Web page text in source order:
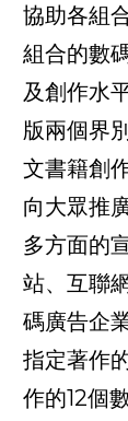
協助各組
組合的數
及創作水
版兩個界
文書籍創
向大眾推
多方面的
站、互聯
碼廣告企
指定著作
作的12個